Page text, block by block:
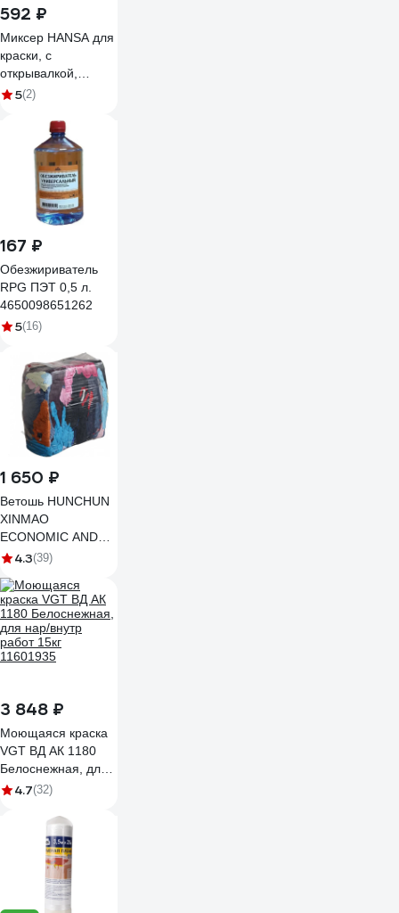
592 ₽
Миксер HANSA для
краски, с
открывалкой,
нержавеющая
5(2)
167 ₽
Обезжириватель
RPG ПЭТ 0,5 л.
4650098651262
5(16)
1 650 ₽
Ветошь HUNCHUN
XINMAO
ECONOMIC AND
TRADE CO., LTD
трикотаж, брикет 10
кг 3051250
4.3(39)
3 848 ₽
Моющаяся краска
VGT ВД АК 1180
Белоснежная, для
нар/внутр работ
4.7(32)